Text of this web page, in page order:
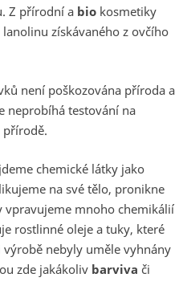
Z přírodní a bio kosmetiky
získávaného z ovčího
není poškozována příroda a
neprobíhá testování na
přírodě.
chemické látky jako
na své tělo, pronikne
vpravujeme mnoho chemikálií
rostlinné oleje a tuky, které
nebyly uměle vyhnány
zde jakákoliv barviva či